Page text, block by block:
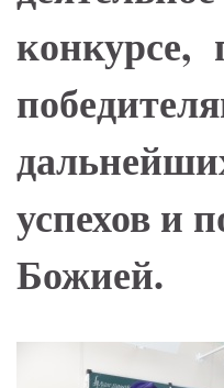
конкурсе,
успехов и
Божией.